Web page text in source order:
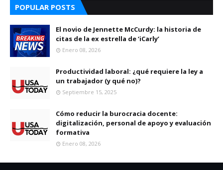
POPULAR POSTS
El novio de Jennette McCurdy: la historia de
citas de la ex estrella de ‘iCarly’
Enero 08, 2026
Productividad laboral: ¿qué requiere la ley a
un trabajador (y qué no)?
Septiembre 15, 2025
Cómo reducir la burocracia docente:
digitalización, personal de apoyo y evaluación
formativa
Enero 08, 2026